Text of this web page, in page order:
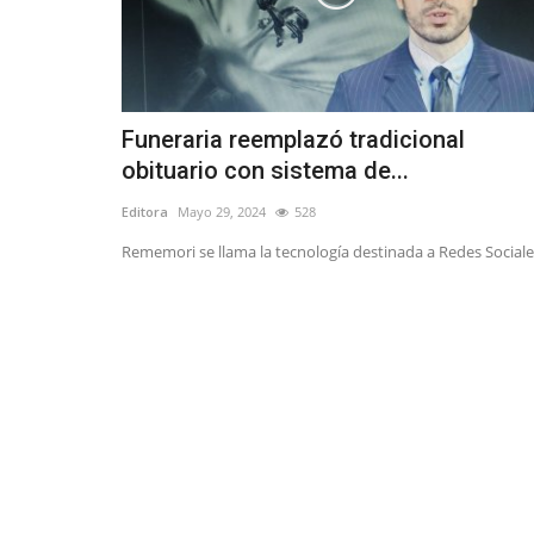
Funeraria reemplazó tradicional
obituario con sistema de...
Editora Mayo 29, 2024 528
Rememori se llama la tecnología destinada a Redes